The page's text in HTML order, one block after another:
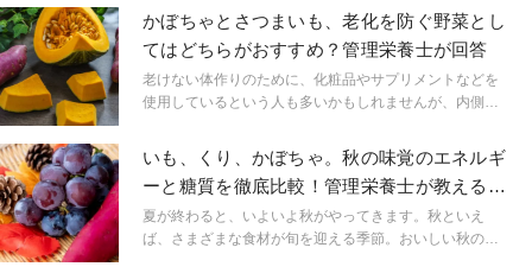
ます。 いつまでも若々しくいたいと思っている人は多い
のではないでしょうか。かぼちゃがアンチエイジングに
期待ができる理由、どんな栄養が含まれていて、どんな
食べ方をすると効果的なのかを解説していきます。
かぼちゃとさつまいも、老化を防ぐ野菜とし
てはどちらがおすすめ？管理栄養士が回答
老けない体作りのために、化粧品やサプリメントなどを
使用しているという人も多いかもしれませんが、内側か
で今回は秋冬に食べる機会が増えるかぼちゃとさつまい
ものどっちがアンチエイジングにおすすめであるのか紹
介します。
いも、くり、かぼちゃ。秋の味覚のエネルギ
ーと糖質を徹底比較！管理栄養士が教える太
らない食べ方
夏が終わると、いよいよ秋がやってきます。秋といえ
ば、さまざまな食材が旬を迎える季節。おいしい秋の味